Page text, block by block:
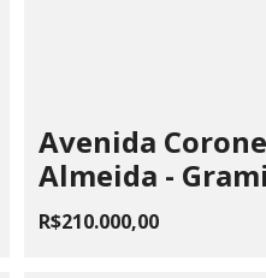
Avenida
Almeida -
R$210.000,00